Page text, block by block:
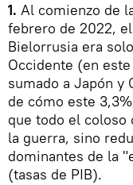
1. Al comienzo de
febrero de 2022,
Bielorrusia era
Occidente (en
sumado a Japón y
de cómo este
que todo el coloso
la guerra, sino
dominantes de la
(tasas de PIB).